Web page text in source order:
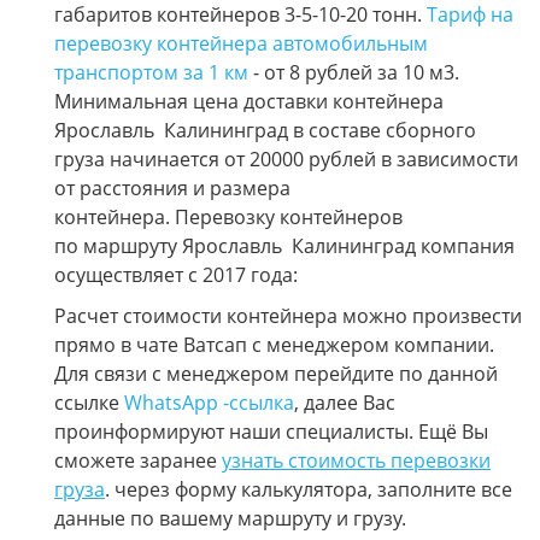
габаритов контейнеров 3-5-10-20 тонн. Тариф на
перевозку контейнера автомобильным
транспортом за 1 км - от 8 рублей за 10 м3.
Минимальная цена доставки контейнера
Ярославль Калининград в составе сборного
груза начинается от 20000 рублей в зависимости
от расстояния и размера
контейнера. Перевозку контейнеров
по маршруту Ярославль Калининград компания
осуществляет с 2017 года:
Расчет стоимости контейнера можно произвести
прямо в чате Ватсап с менеджером компании.
Для связи с менеджером перейдите по данной
ссылкеWhatsApp -ссылка, далее Вас
проинформируют наши специалисты. Ещё Вы
сможете заранееузнать стоимость перевозки
груза. через форму калькулятора, заполните все
данные по вашему маршруту и грузу.